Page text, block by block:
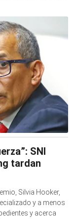
SNI
tardan
Silvia Hooker,
y a menos
y acerca